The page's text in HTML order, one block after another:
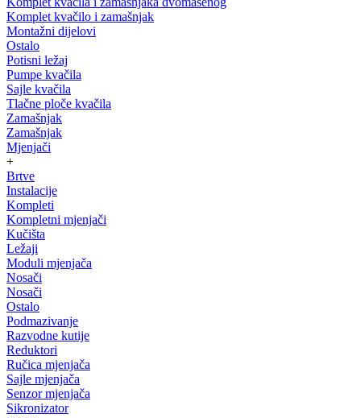
Komplet kvačilo i zamašnjak
Montažni dijelovi
Ostalo
Potisni ležaj
Pumpe kvačila
Sajle kvačila
Tlačne ploče kvačila
Zamašnjak
Zamašnjak
Mjenjači
+
Brtve
Instalacije
Kompleti
Kompletni mjenjači
Kučišta
Ležaji
Moduli mjenjača
Nosači
Nosači
Ostalo
Podmazivanje
Razvodne kutije
Reduktori
Ručica mjenjača
Sajle mjenjača
Senzor mjenjača
Sikronizator